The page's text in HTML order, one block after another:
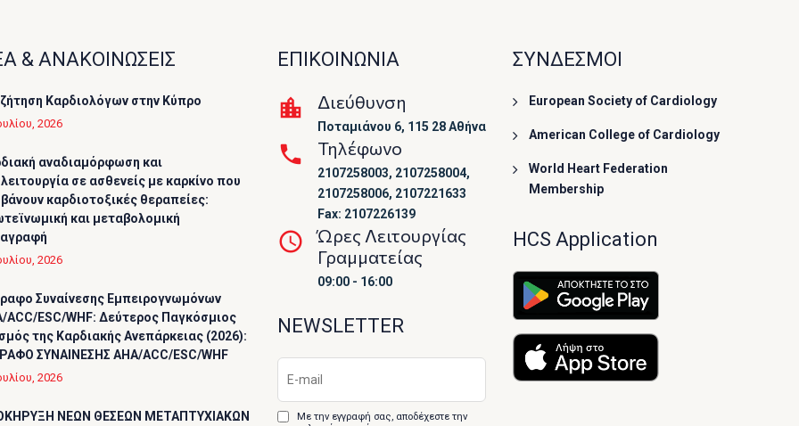
& ΑΝΑΚΟΙΝΩΣΕΙΣ
Καρδιολόγων στην Κύπρο
2026
αναδιαμόρφωση και
σε ασθενείς με καρκίνο που
καρδιοτοξικές θεραπείες:
και μεταβολομική
2026
Συναίνεσης Εμπειρογνωμόνων
ACC/ESC/WHF: Δεύτερος Παγκόσμιος
της Καρδιακής Ανεπάρκειας (2026):
ΣΥΝΑΙΝΕΣΗΣ AHA/ACC/ESC/WHF
2026
ΝΕΩΝ ΘΕΣΕΩΝ ΜΕΤΑΠΤΥΧΙΑΚΩΝ
ΕΠΙΚΟΙΝΩΝΙΑ
Διεύθυνση
Ποταμιάνου 6, 115 28 Αθήνα
Τηλέφωνο
2107258003, 2107258004,
2107258006, 2107221633
Fax: 2107226139
Ώρες Λειτουργίας
Γραμματείας
09:00 - 16:00
NEWSLETTER
Με την εγγραφή σας, αποδέχεστε την
ΣΥΝΔΕΣΜΟΙ
European Society of Cardiology
American College of Cardiology
World Heart Federation
Membership
HCS Application